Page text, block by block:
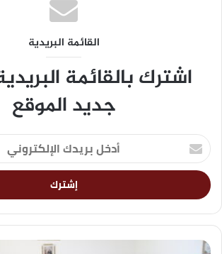
القائمة البريدية
اشترك بالقائمة
جديد الموقع